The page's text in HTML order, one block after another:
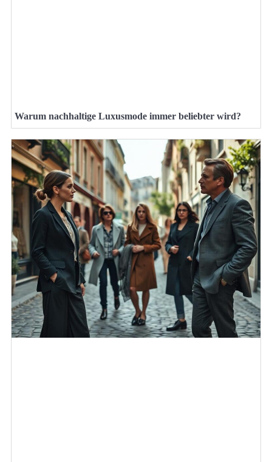
Warum nachhaltige Luxusmode immer beliebter wird?